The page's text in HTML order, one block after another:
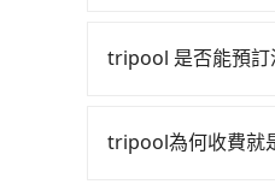
tripool 是否能預訂
tripool為何收費就